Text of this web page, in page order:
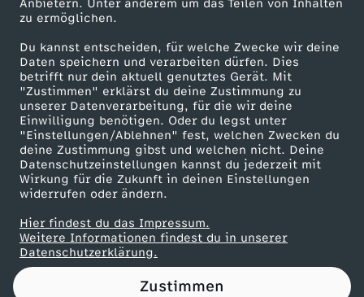
Anbietern. Unter anderem um das Teilen von Inhalten
zu ermöglichen.
Du kannst entscheiden, für welche Zwecke wir deine
Daten speichern und verarbeiten dürfen. Dies
betrifft nur dein aktuell genutztes Gerät. Mit
"Zustimmen" erklärst du deine Zustimmung zu
unserer Datenverarbeitung, für die wir deine
Einwilligung benötigen. Oder du legst unter
"Einstellungen/Ablehnen" fest, welchen Zwecken du
deine Zustimmung gibst und welchen nicht. Deine
Datenschutzeinstellungen kannst du jederzeit mit
Wirkung für die Zukunft in deinen Einstellungen
widerrufen oder ändern.
Hier findest du das Impressum.
Weitere Informationen findest du in unserer
Datenschutzerklärung.
Zustimmen
e
s
G
o
l
d
f
Karriere
ZDF goes Schule
Werbefernsehen
Mainzelmännchen
Partner